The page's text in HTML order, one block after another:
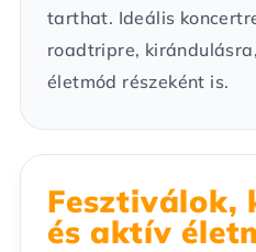
tarthat. Ideális
roadtripre,
életmód részeként is.
Fesztiválok,
és aktív